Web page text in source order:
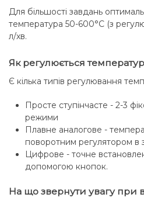
Для більшості завдань
температура 50-600°C (з
л/хв.
Як регулюється
Є кілька типів регулювання
Просте ступінчасте - 2-3
режими
Плавне аналогове -
поворотним регулятором в
Цифрове - точне
допомогою кнопок.
На що звернути увагу при